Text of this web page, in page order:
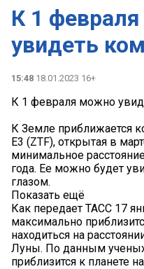
К 1
увидеть
15:48 18.01.2023 16+
К 1 февраля можно
К Земле приближается
E3 (ZTF), открытая в
минимальное
года. Ее можно будет
глазом.
Показать ещё
Как передает ТАСС 17
максимально
находиться на
Луны. По данным
приблизится к планете